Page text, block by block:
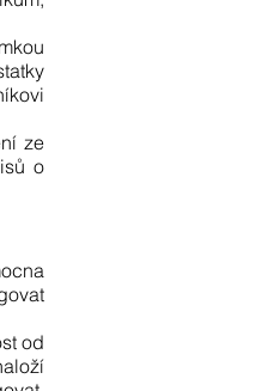
ze
o
od